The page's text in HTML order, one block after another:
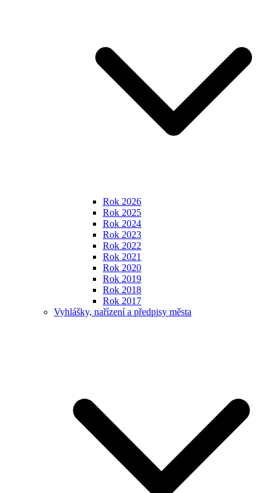
Rok 2026
Rok 2025
Rok 2024
Rok 2023
Rok 2022
Rok 2021
Rok 2020
Rok 2019
Rok 2018
Rok 2017
Vyhlášky, nařízení a předpisy města